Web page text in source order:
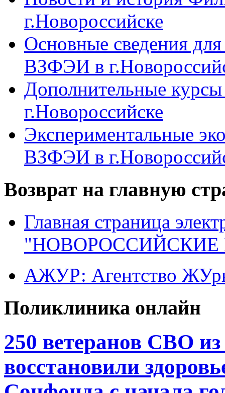
г.Новороссийске
Основные сведения
ВЗФЭИ в
Дополнительные
г.Новороссийске
Экспериментальные
ВЗФЭИ в
Возврат на главную
Главная страница
"НОВОРОССИЙСКИЕ
АЖУР: Агентство
Поликлиника онлайн
250 ветеранов СВО
восстановили